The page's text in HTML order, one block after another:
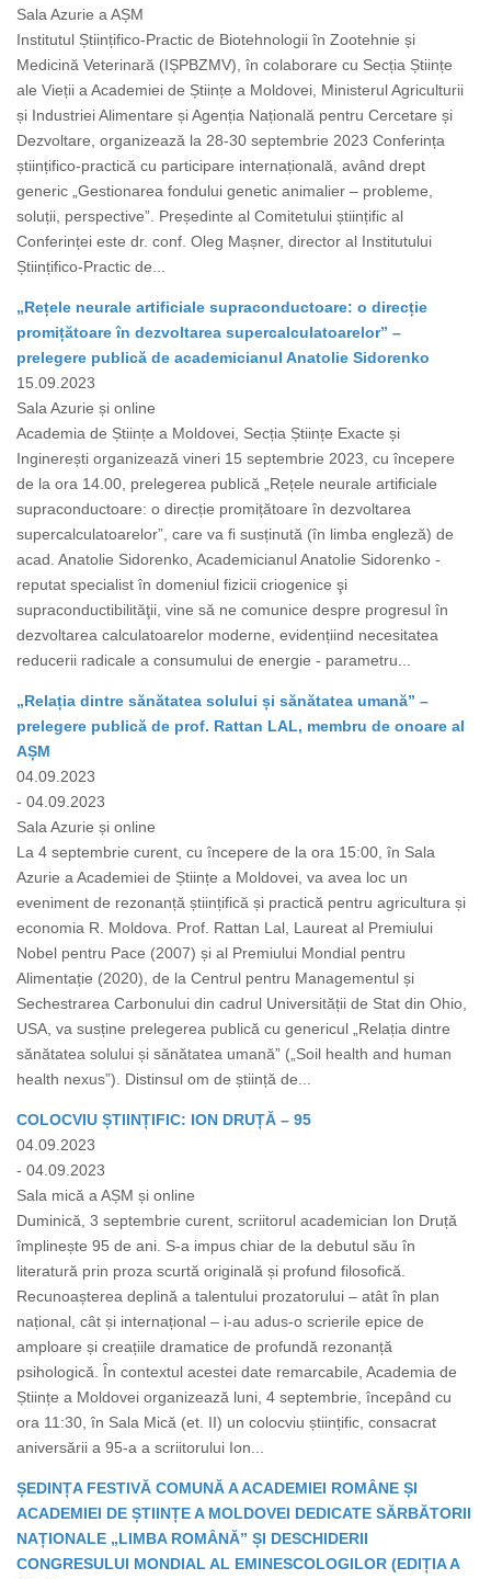
Sala Azurie a AȘM
Institutul Științifico-Practic de Biotehnologii în Zootehnie și
Medicină Veterinară (IȘPBZMV), în colaborare cu Secția Științe
ale Vieții a Academiei de Științe a Moldovei, Ministerul Agriculturii
și Industriei Alimentare și Agenția Națională pentru Cercetare și
Dezvoltare, organizează la 28-30 septembrie 2023 Сonferința
științifico-practică cu participare internațională, având drept
generic „Gestionarea fondului genetic animalier – probleme,
soluții, perspective”. Președinte al Comitetului științific al
Conferinței este dr. conf. Oleg Mașner, director al Institutului
Științifico-Practic de...
„Rețele neurale artificiale supraconductoare: o direcție
promițătoare în dezvoltarea supercalculatoarelor” –
prelegere publică de academicianul Anatolie Sidorenko
15.09.2023
Sala Azurie și online
Academia de Științe a Moldovei, Secția Științe Exacte și
Inginerești organizează vineri 15 septembrie 2023, cu începere
de la ora 14.00, prelegerea publică „Rețele neurale artificiale
supraconductoare: o direcție promițătoare în dezvoltarea
supercalculatoarelor”, care va fi susținută (în limba engleză) de
acad. Anatolie Sidorenko, Academicianul Anatolie Sidorenko -
reputat specialist în domeniul fizicii criogenice şi
supraconductibilităţii, vine să ne comunice despre progresul în
dezvoltarea calculatoarelor moderne, evidențiind necesitatea
reducerii radicale a consumului de energie - parametru...
„Relația dintre sănătatea solului și sănătatea umană” –
prelegere publică de prof. Rattan LAL, membru de onoare al
AȘM
04.09.2023
- 04.09.2023
Sala Azurie și online
La 4 septembrie curent, cu începere de la ora 15:00, în Sala
Azurie a Academiei de Științe a Moldovei, va avea loc un
eveniment de rezonanță științifică și practică pentru agricultura și
economia R. Moldova. Prof. Rattan Lal, Laureat al Premiului
Nobel pentru Pace (2007) și al Premiului Mondial pentru
Alimentație (2020), de la Centrul pentru Managementul și
Sechestrarea Carbonului din cadrul Universității de Stat din Ohio,
USA, va susține prelegerea publică cu genericul „Relația dintre
sănătatea solului și sănătatea umană” („Soil health and human
health nexus”). Distinsul om de știință de...
COLOCVIU ȘTIINȚIFIC: ION DRUȚĂ – 95
04.09.2023
- 04.09.2023
Sala mică a AȘM și online
Duminică, 3 septembrie curent, scriitorul academician Ion Druță
împlinește 95 de ani. S-a impus chiar de la debutul său în
literatură prin proza scurtă originală și profund filosofică.
Recunoașterea deplină a talentului prozatorului – atât în plan
național, cât și internațional – i-au adus-o scrierile epice de
amploare și creațiile dramatice de profundă rezonanță
psihologică. În contextul acestei date remarcabile, Academia de
Științe a Moldovei organizează luni, 4 septembrie, începând cu
ora 11:30, în Sala Mică (et. II) un colocviu științific, consacrat
aniversării a 95-a a scriitorului Ion...
ȘEDINȚA FESTIVĂ COMUNĂ A ACADEMIEI ROMÂNE ȘI
ACADEMIEI DE ȘTIINȚE A MOLDOVEI DEDICATE SĂRBĂTORII
NAȚIONALE „LIMBA ROMÂNĂ” ȘI DESCHIDERII
CONGRESULUI MONDIAL AL EMINESCOLOGILOR (EDIȚIA A